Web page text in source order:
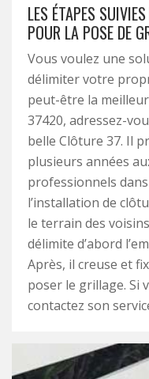
LES ÉTAPES
POUR LA POSE DE
Vous voulez une
délimiter votre
peut-être la
37420, adressez-
belle Clôture 37. Il
plusieurs années
professionnels
l’installation de
le terrain des
délimite d’abord
Après, il creuse et
poser le grillage. Si
contactez son